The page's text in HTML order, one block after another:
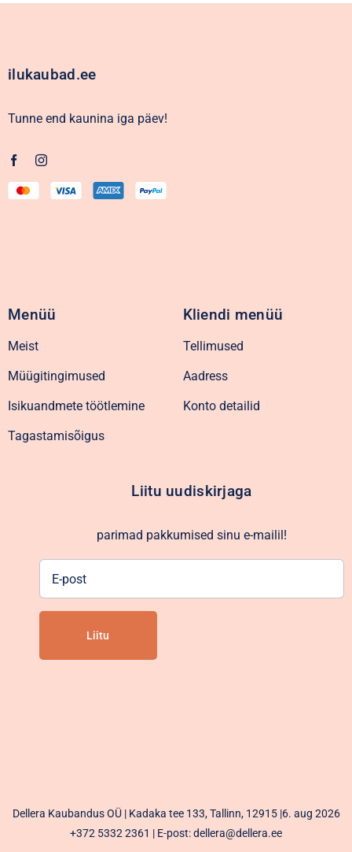
ilukaubad.ee
Tunne end kaunina iga päev!
Menüü
Meist
Müügitingimused
Isikuandmete töötlemine
Tagastamisõigus
Kliendi menüü
Tellimused
Aadress
Konto detailid
Liitu uudiskirjaga
parimad pakkumised sinu e-mailil!
Dellera Kaubandus OÜ | Kadaka tee 133, Tallinn, 12915 |6. aug 2026
+372 5332 2361 | E-post: dellera@dellera.ee